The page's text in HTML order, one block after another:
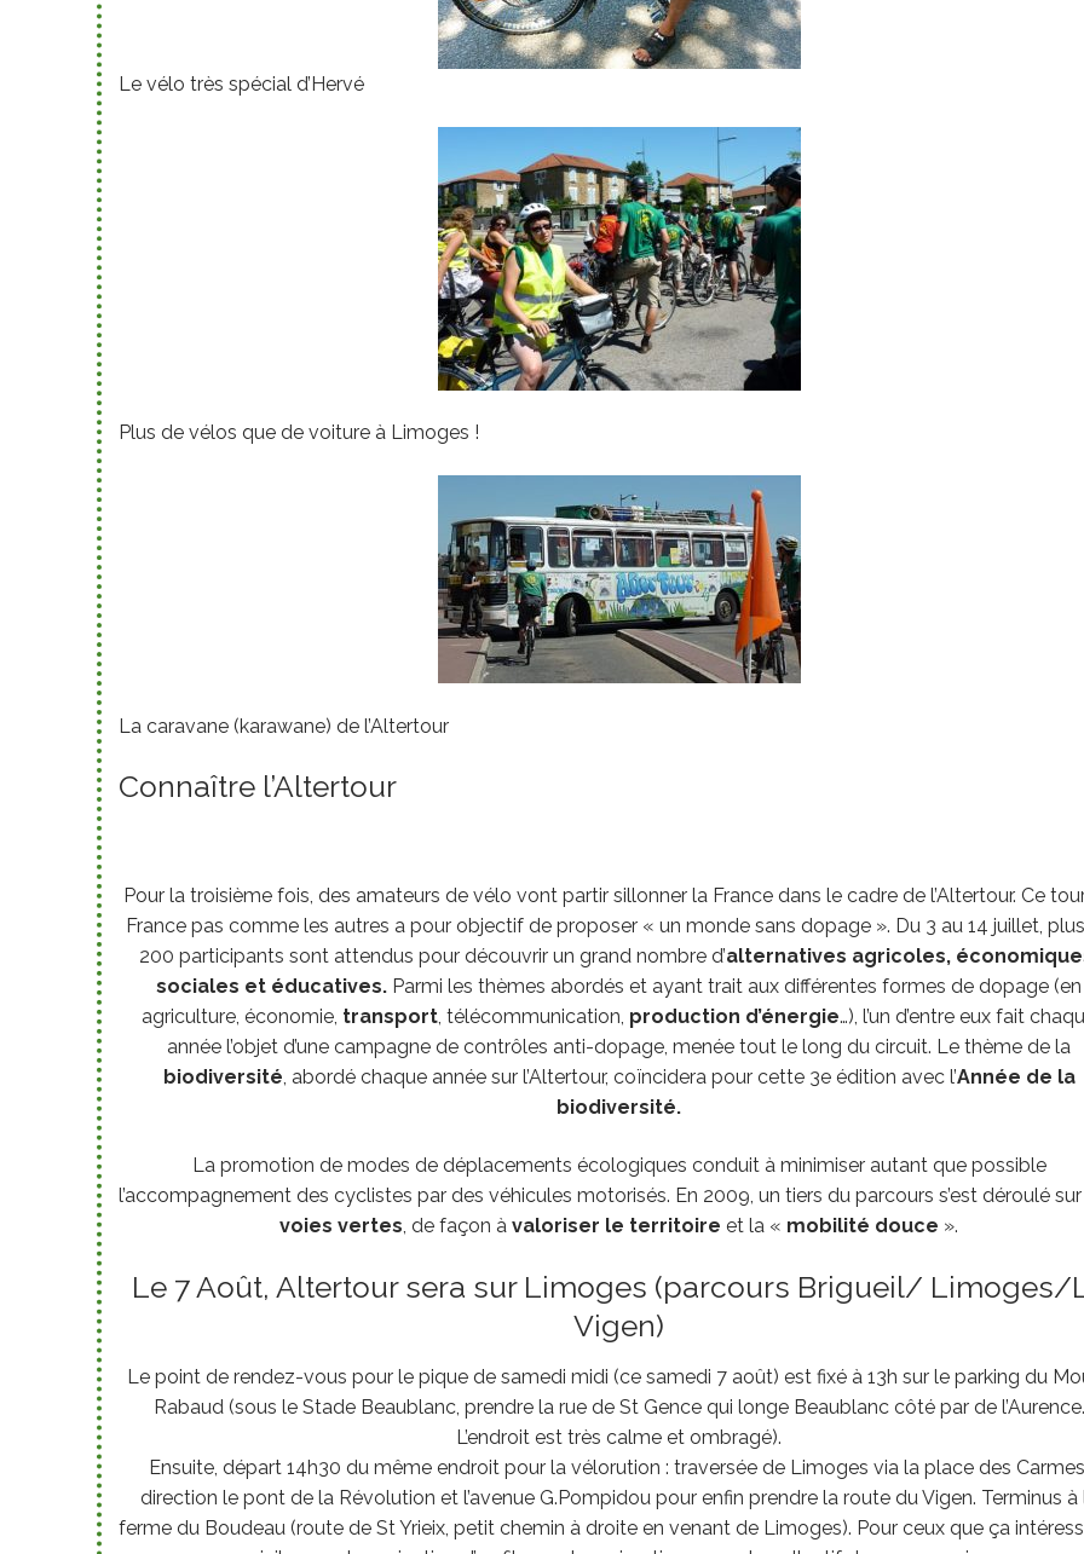
Le vélo très spécial d’Hervé
Plus de vélos que de voiture à Limoges !
La caravane (karawane) de l’Altertour
Connaître l’Altertour
Pour la troisième fois, des amateurs de vélo vont partir sillonner la France dans le cadre de l’Altertour. Ce
France pas comme les autres a pour objectif de proposer « un monde sans dopage ». Du 3 au 14 juillet,
200 participants sont attendus pour découvrir un grand nombre d’alternatives agricoles,
sociales et éducatives. Parmi les thèmes abordés et ayant trait aux différentes formes de dopage (en
agriculture, économie, transport, télécommunication, production d’énergie…), l’un d’entre eux fait
année l’objet d’une campagne de contrôles anti-dopage, menée tout le long du circuit. Le thème de la
biodiversité, abordé chaque année sur l’Altertour, coïncidera pour cette 3e édition avec l’Année de la
biodiversité.
La promotion de modes de déplacements écologiques conduit à minimiser autant que possible
l’accompagnement des cyclistes par des véhicules motorisés. En 2009, un tiers du parcours s’est déroulé
voies vertes, de façon à valoriser le territoire et la « mobilité douce ».
Le 7 Août, Altertour sera sur Limoges (parcours Brigueil/ Limoges/
Vigen)
Le point de rendez-vous pour le pique de samedi midi (ce samedi 7 août) est fixé à 13h sur le parking du
Rabaud (sous le Stade Beaublanc, prendre la rue de St Gence qui longe Beaublanc côté par de l’Aurence.
L’endroit est très calme et ombragé).
Ensuite, départ 14h30 du même endroit pour la vélorution : traversée de Limoges via la place des
direction le pont de la Révolution et l’avenue G.Pompidou pour enfin prendre la route du Vigen. Terminus à
ferme du Boudeau (route de St Yrieix, petit chemin à droite en venant de Limoges). Pour ceux que ça